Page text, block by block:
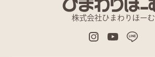
株式会社ひまわりほーむ